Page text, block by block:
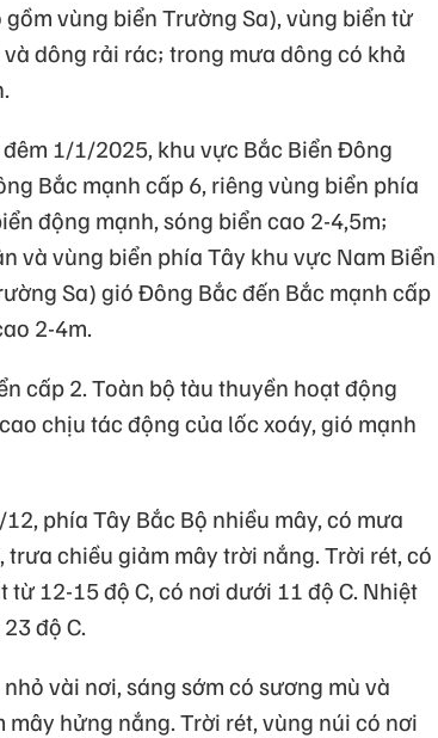
vùng biển Trường Sa), vùng biển từ
dông rải rác; trong mưa dông có khả
1/1/2025, khu vực Bắc Biển Đông
Bắc mạnh cấp 6, riêng vùng biển phía
động mạnh, sóng biển cao 2-4,5m;
và vùng biển phía Tây khu vực Nam Biển
Sa) gió Đông Bắc đến Bắc mạnh cấp
2-4m.
cấp 2. Toàn bộ tàu thuyền hoạt động
chịu tác động của lốc xoáy, gió mạnh
phía Tây Bắc Bộ nhiều mây, có mưa
chiều giảm mây trời nắng. Trời rét, có
12-15 độ C, có nơi dưới 11 độ C. Nhiệt
độ C.
vài nơi, sáng sớm có sương mù và
hửng nắng. Trời rét, vùng núi có nơi